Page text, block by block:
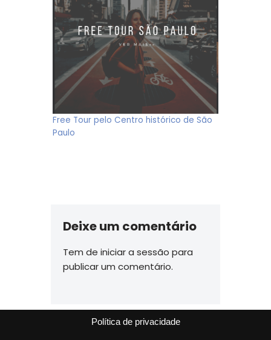
Free Tour pelo Centro histórico de São
Paulo
Deixe um comentário
Tem de iniciar a sessão para
publicar um comentário.
Política de privacidade